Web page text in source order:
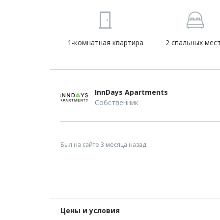
1-комнатная квартира 2 спальных
InnDays Apartments
Собственник
Был на сайте 3 месяца назад
Цены и условия